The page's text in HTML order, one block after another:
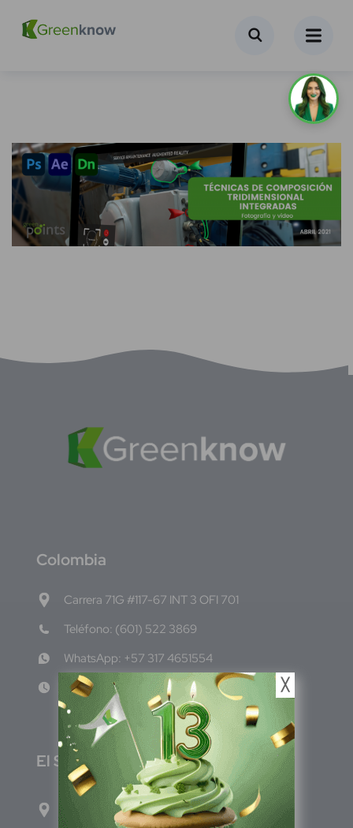
Colombia
Carrera 71G #117-67 INT 3 OFI 701
Teléfono: (601) 522 3869
WhatsApp: +57 317 4651554
Lun - Vie 8:00am - 5:00pm
El Salvador
1ro Cll Pte, y 61 Av Nte, #3206, Local 9, San
Salvador Centro
╳